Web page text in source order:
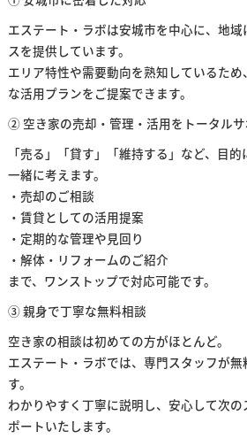
エステート・ラボは安城市を中心に、地
スを提供しています。
エリア特性や需要動向を熟知しているた
な活用プランをご提案できます。
② 空き家の売却・管理・活用をトータルサ
「売る」「貸す」「維持する」など、目
一緒に考えます。
・売却のご相談
・賃貸としての活用提案
・定期的な管理や見回り
・解体・リフォームのご紹介
まで、ワンストップで対応可能です。
③ 親身で丁寧な無料相談
空き家の相談は初めての方がほとんど。
エステート・ラボでは、専門スタッフが
す。
わかりやすく丁寧に説明し、安心して次
ポートいたします。